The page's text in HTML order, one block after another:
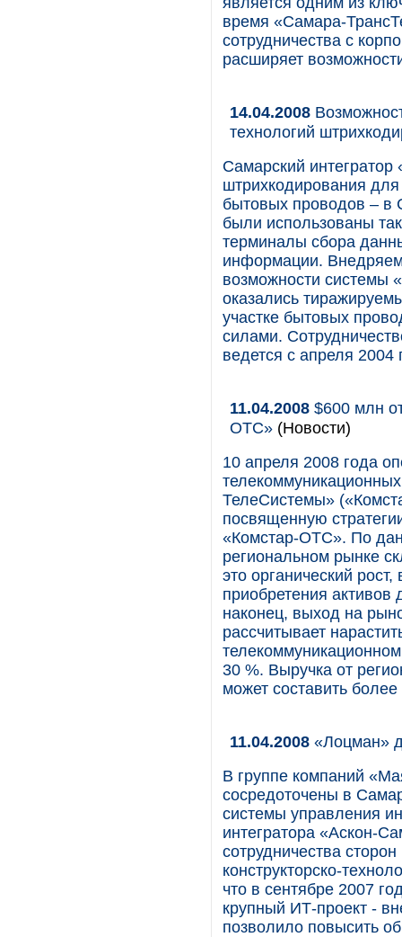
время «Самара-
сотрудничества с
расширяет
14.04.2008
технологий
Самарский
штрихкодирования
бытовых проводов – в
были использованы
терминалы сбора
информации.
возможности системы
оказались
участке бытовых
силами.
ведется с апреля 2004
11.04.2008 $600 млн
ОТС» (Новости)
10 апреля 2008 года
ТелеСистемы»
посвященную
«Комстар-ОТС». По
региональном рынке
это органический
приобретения активов
наконец, выход на
рассчитывает
30 %. Выручка от
может составить
11.04.2008 «Лоцман»
В группе компаний
сосредоточены в
системы управления
интегратора «Аскон-
сотрудничества
конструкторско-
что в сентябре 2007
крупный ИТ-проект -
позволило повысить